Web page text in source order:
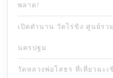
พลาด!
เปิดตำนาน วัดไร่ขิง ศูนย์รว
นครปฐม
วัดหลวงพ่อโสธร ที่เที่ยวฉะเ